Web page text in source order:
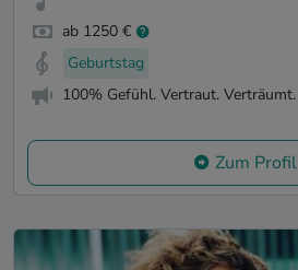
ab 1250 €
Geburtstag
100% Gefühl. Vertraut. Verträumt.
Zum Profil